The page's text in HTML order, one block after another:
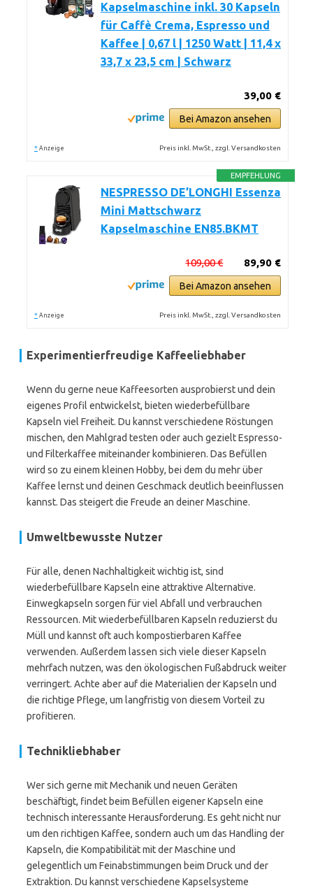
Kapselmaschine inkl. 30 Kapseln
für Caffè Crema, Espresso und
Kaffee | 0,67 l | 1250 Watt | 11,4 x
33,7 x 23,5 cm | Schwarz
39,00 €
Bei Amazon ansehen
* Anzeige Preis inkl. MwSt., zzgl. Versandkosten
EMPFEHLUNG
NESPRESSO DE’LONGHI Essenza
Mini Mattschwarz
Kapselmaschine EN85.BKMT
89,90 €
109,00 €
Bei Amazon ansehen
* Anzeige Preis inkl. MwSt., zzgl. Versandkosten
Experimentierfreudige Kaffeeliebhaber
Wenn du gerne neue Kaffeesorten ausprobierst und dein
eigenes Profil entwickelst, bieten wiederbefüllbare
Kapseln viel Freiheit. Du kannst verschiedene Röstungen
mischen, den Mahlgrad testen oder auch gezielt Espresso-
und Filterkaffee miteinander kombinieren. Das Befüllen
wird so zu einem kleinen Hobby, bei dem du mehr über
Kaffee lernst und deinen Geschmack deutlich beeinflussen
kannst. Das steigert die Freude an deiner Maschine.
Umweltbewusste Nutzer
Für alle, denen Nachhaltigkeit wichtig ist, sind
wiederbefüllbare Kapseln eine attraktive Alternative.
Einwegkapseln sorgen für viel Abfall und verbrauchen
Ressourcen. Mit wiederbefüllbaren Kapseln reduzierst du
Müll und kannst oft auch kompostierbaren Kaffee
verwenden. Außerdem lassen sich viele dieser Kapseln
mehrfach nutzen, was den ökologischen Fußabdruck weiter
verringert. Achte aber auf die Materialien der Kapseln und
die richtige Pflege, um langfristig von diesem Vorteil zu
profitieren.
Technikliebhaber
Wer sich gerne mit Mechanik und neuen Geräten
beschäftigt, findet beim Befüllen eigener Kapseln eine
technisch interessante Herausforderung. Es geht nicht nur
um den richtigen Kaffee, sondern auch um das Handling der
Kapseln, die Kompatibilität mit der Maschine und
gelegentlich um Feinabstimmungen beim Druck und der
Extraktion. Du kannst verschiedene Kapselsysteme